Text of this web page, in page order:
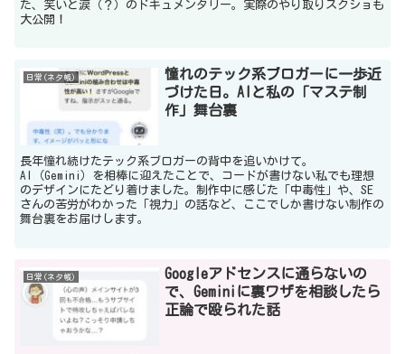
た、笑いと涙（？）のドキュメンタリー。実際のやり取りスクショも
大公開！
日常(ネタ帳)
憧れのテック系ブロガーに一歩近
づけた日。AIと私の「マステ制
作」舞台裏
長年憧れ続けたテック系ブロガーの背中を追いかけて。
AI（Gemini）を相棒に迎えたことで、コードが書けない私でも理想
のデザインにたどり着けました。制作中に感じた「中毒性」や、SE
さんの苦労がわかった「視力」の話など、ここでしか書けない制作の
舞台裏をお届けします。
日常(ネタ帳)
Googleアドセンスに通らないの
で、Geminiに裏ワザを相談したら
正論で殴られた話